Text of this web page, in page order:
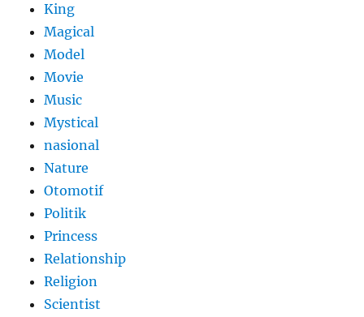
King
Magical
Model
Movie
Music
Mystical
nasional
Nature
Otomotif
Politik
Princess
Relationship
Religion
Scientist